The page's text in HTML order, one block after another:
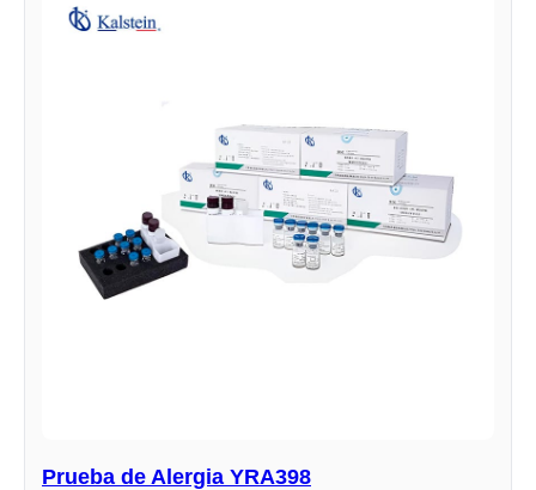
Prueba de Alergia YRA398